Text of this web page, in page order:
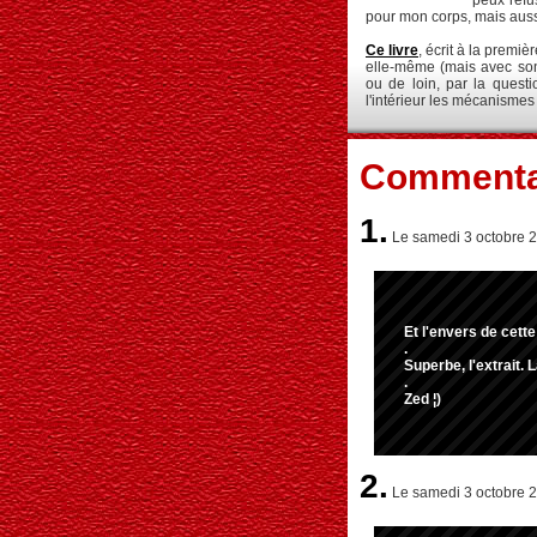
pour mon corps, mais
Ce livre, écrit à la
elle-même (mais avec
ou de loin, par la
l'intérieur les
1. Le samedi 3 octobre
Et l'envers de
.
Superbe, l'extrait.
.
Zed ¦)
2. Le samedi 3 octobre